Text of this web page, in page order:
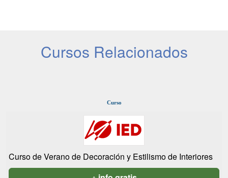
Cursos Relacionados
Curso
Curso de Verano de Decoración y Estilismo de Interiores